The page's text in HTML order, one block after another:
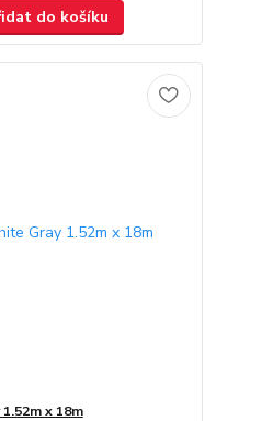
do košíku
x 18m